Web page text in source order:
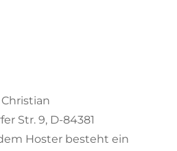
Str. 9, D-84381
Hoster besteht ein